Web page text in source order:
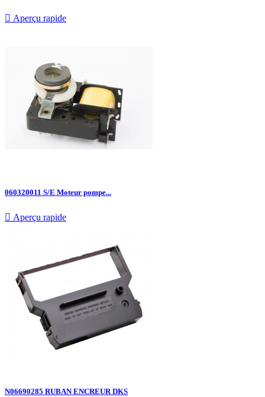
 Aperçu rapide
060320011 S/E Moteur pompe...
 Aperçu rapide
N06690285 RUBAN ENCREUR DKS